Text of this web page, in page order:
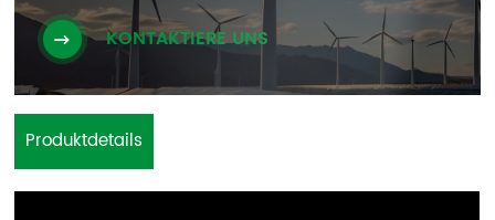
KONTAKTIERE UNS
Produktdetails